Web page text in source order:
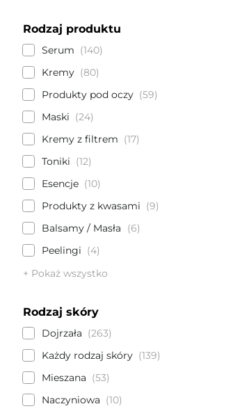
Rodzaj produktu
Serum
140
Kremy
80
Produkty pod oczy
59
Maski
24
Kremy z filtrem
17
Toniki
12
Esencje
10
Produkty z kwasami
9
Balsamy / Masła
6
Peelingi
4
+ Pokaż wszystko
Rodzaj skóry
Dojrzała
263
Każdy rodzaj skóry
139
Mieszana
53
Naczyniowa
10